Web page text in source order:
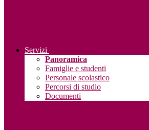
Servizi
Panoramica
Famiglie e studenti
Personale scolastico
Percorsi di studio
Documenti